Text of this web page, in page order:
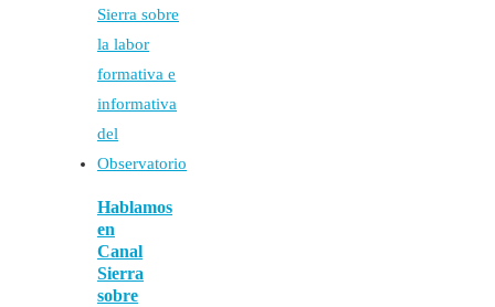
Hablamos
en
Canal
Sierra
sobre